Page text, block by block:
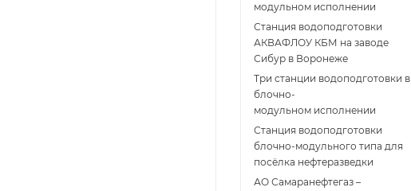
модульном исполнении
Станция водоподготовки
АКВАФЛОУ КБМ на заводе
Сибур в Воронеже
Три станции водоподготовки в
блочно-
модульном исполнении
Станция водоподготовки
блочно-модульного типа для
посёлка нефтеразведки
АО Самаранефтегаз –